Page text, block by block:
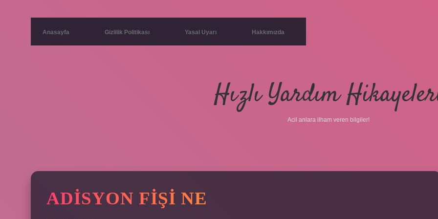
Anasayfa Gizlilik Politikası Yasal Uyarı Hakkımızda
Hızlı Yardım
Acil anlara ilham veren bilgiler!
ADISYON FIŞI NE